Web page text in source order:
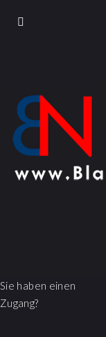
Sie haben einen
Zugang?